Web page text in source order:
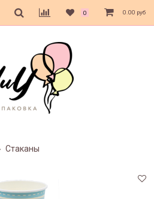
0 0.00 руб
Стаканы